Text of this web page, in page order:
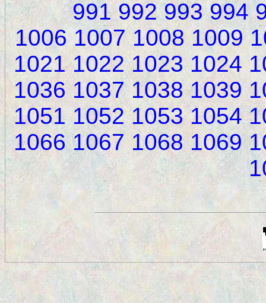
991 992 993 994
1006 1007 1008 1009
1021 1022 1023 1024
1036 1037 1038 1039
1051 1052 1053 1054
1066 1067 1068 1069